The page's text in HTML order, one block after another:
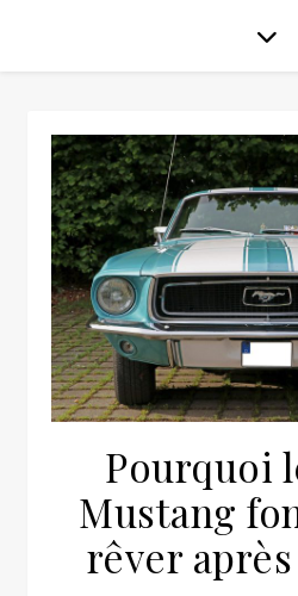
Pourquoi
Mustang
rêver